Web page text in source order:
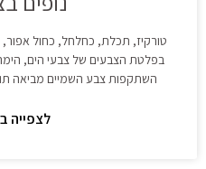
טורקיז, תכלת, כחלחל, כחול
בפלטת הצבעים של צבעי הים,
השתקפות צבע השמיים מביאה
לצפייה